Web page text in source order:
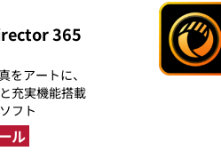
365
をアートに、
充実機能搭載
フト
ル